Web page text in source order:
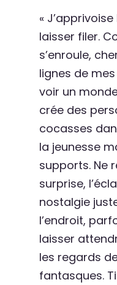
«
laisser filer.
s’enroule,
lignes de
voir un
crée des
cocasses
la jeunesse
supports. Ne
surprise,
nostalgie
l’endroit,
laisser
les regards
fantasques.